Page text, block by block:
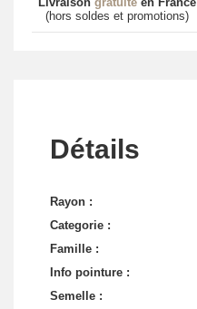
(hors soldes et promotions)
Détails
Rayon :
Categorie :
Famille :
Info pointure :
Semelle :